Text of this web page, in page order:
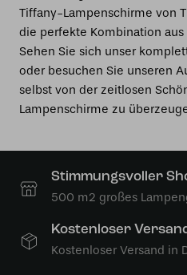
Tiffany-Lampenschirme von
die perfekte Kombination
Sehen Sie sich unser
oder besuchen Sie unseren
selbst von der zeitlosen
Lampenschirme zu
Stimmungsvoller
500 m2 großes
Kostenloser
Kostenloser Versand in